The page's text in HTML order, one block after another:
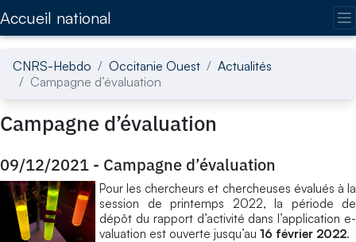
Accueil national
CNRS-Hebdo Occitanie Ouest
Actualités
Campagne d’évaluation
Campagne d’évaluation
09/12/2021 - Campagne d’évaluation
Pour les chercheurs et chercheuses évalués à la
session de printemps 2022, la période de
dépôt du rapport d’activité dans l’application e-
valuation est ouverte jusqu’au 16 février 2022.